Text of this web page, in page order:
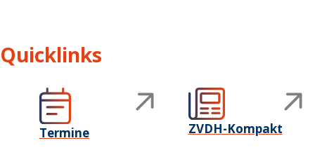
Quicklinks
Termine ZVDH-Kompakt